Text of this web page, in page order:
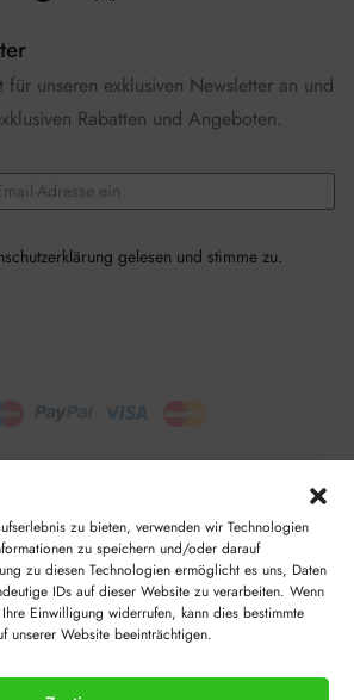
zu bieten, verwenden wir Technologien
zu speichern und/oder darauf
zu diesen Technologien ermöglicht es uns, Daten
IDs auf dieser Website zu verarbeiten. Wenn
Einwilligung widerrufen, kann dies bestimmte
unserer Website beeinträchtigen.
unseren exklusiven Newsletter an und
Rabatten und Angeboten.
gelesen und stimme zu.
© juwelyx.com
by„Moisha“und„David“